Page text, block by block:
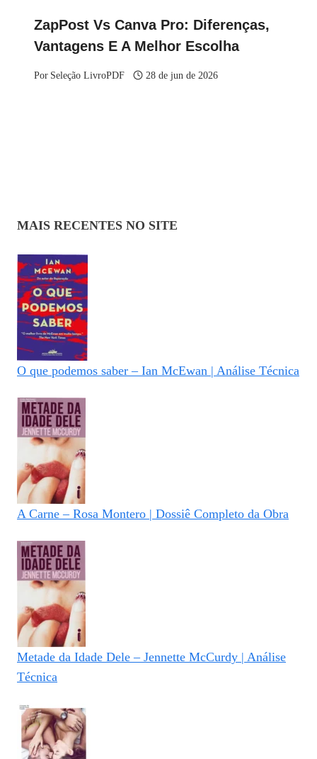
ZapPost Vs Canva Pro: Diferenças,
Vantagens E A Melhor Escolha
Por Seleção LivroPDF 28 de jun de 2026
MAIS RECENTES NO SITE
O que podemos saber – Ian McEwan | Análise Técnica
A Carne – Rosa Montero | Dossiê Completo da Obra
Metade da Idade Dele – Jennette McCurdy | Análise
Técnica